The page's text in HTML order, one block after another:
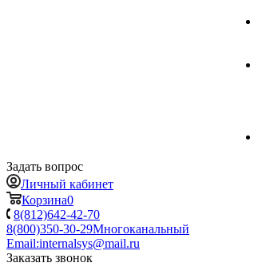
Задать вопрос
Личный кабинет
Корзина0
8(812)642-42-70
8(800)350-30-29Многоканальный
Email:internalsys@mail.ru
Заказать звонок